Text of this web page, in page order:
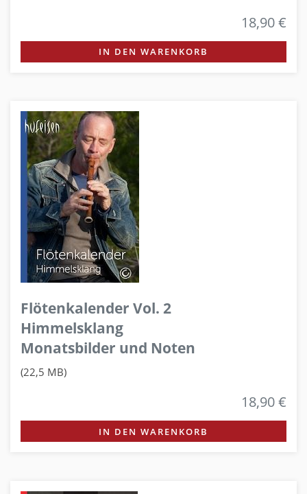
18,90 €
IN DEN WARENKORB
Flötenkalender Vol. 2
Himmelsklang
Monatsbilder und Noten
(22,5 MB)
18,90 €
IN DEN WARENKORB